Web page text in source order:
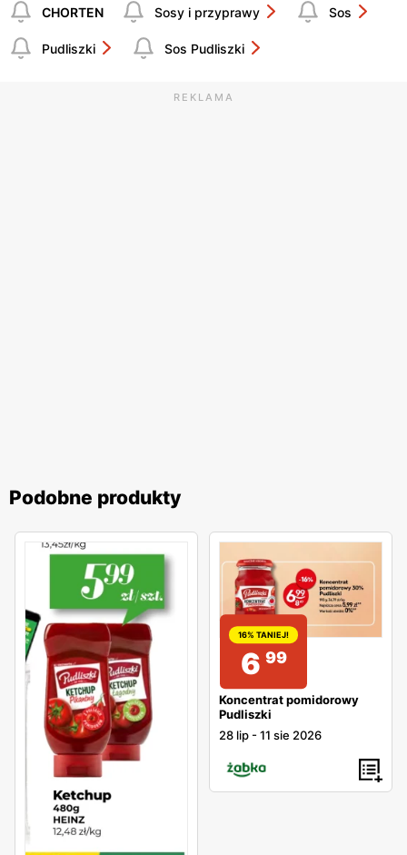
CHORTEN Sosy i przyprawy Sos
Pudliszki Sos Pudliszki
REKLAMA
Podobne produkty
16% TANIEJ!
6 99
Koncentrat pomidorowy
Pudliszki
28 lip -11 sie 2026